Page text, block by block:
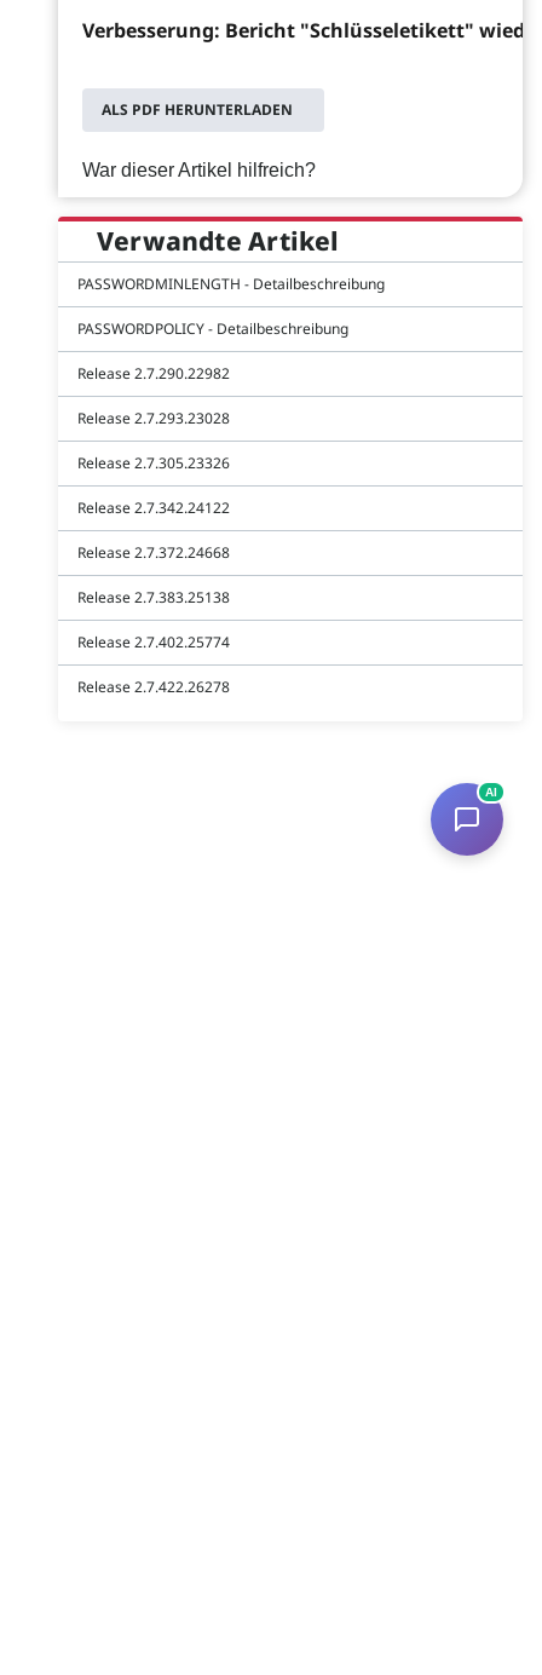
Verbesserung: Bericht "Schlüsseletikett"
ALS PDF HERUNTERLADEN
War dieser Artikel hilfreich?
Verwandte Artikel
PASSWORDMINLENGTH - Detailbeschreibung
PASSWORDPOLICY - Detailbeschreibung
Release 2.7.290.22982
Release 2.7.293.23028
Release 2.7.305.23326
Release 2.7.342.24122
Release 2.7.372.24668
Release 2.7.383.25138
Release 2.7.402.25774
Release 2.7.422.26278
AI